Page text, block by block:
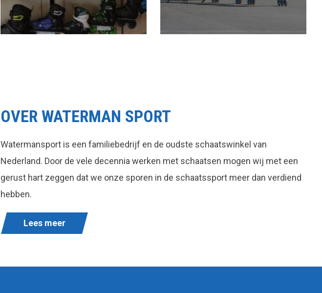
OVER WATERMAN SPORT
Watermansport is een familiebedrijf en de oudste schaatswinkel van
Nederland. Door de vele decennia werken met schaatsen mogen wij met een
gerust hart zeggen dat we onze sporen in de schaatssport meer dan verdiend
hebben.
Lees meer